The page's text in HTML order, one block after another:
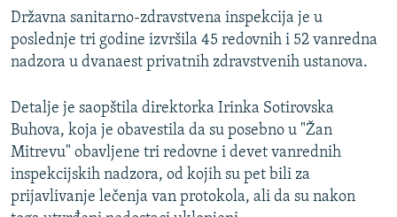
Državna sanitarno-zdravstvena inspekcija je u
poslednje tri godine izvršila 45 redovnih i 52 vanredna
nadzora u dvanaest privatnih zdravstvenih ustanova.
Detalje je saopštila direktorka Irinka Sotirovska
Buhova, koja je obavestila da su posebno u "Žan
Mitrevu" obavljene tri redovne i devet vanrednih
inspekcijskih nadzora, od kojih su pet bili za
prijavlivanje lečenja van protokola, ali da su nakon